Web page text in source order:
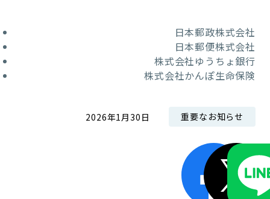
日本郵政株式会社
日本郵便株式会社
株式会社ゆうちょ銀行
株式会社かんぽ生命保険
2026年1月30日 重要なお知らせ